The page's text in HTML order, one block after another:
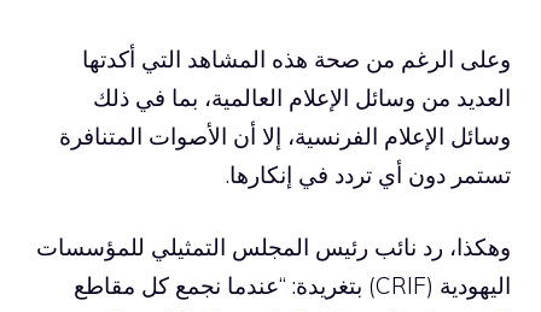
وعلى الرغم من صحة هذه المشاهد التي أكدتها
العديد من وسائل الإعلام العالمية، بما في ذلك
وسائل الإعلام الفرنسية، إلا أن الأصوات المتنافرة
تستمر دون أي تردد في إنكارها.
وهكذا، رد نائب رئيس المجلس التمثيلي للمؤسسات
اليهودية (CRIF) بتغريدة: “عندما نجمع كل مقاطع